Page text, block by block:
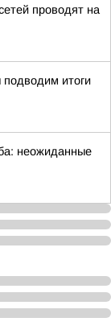
проводят на
итоги
неожиданные